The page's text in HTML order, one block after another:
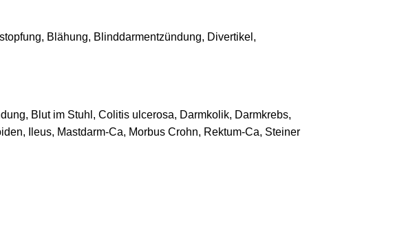
Blähung, Blinddarmentzündung, Divertikel,
Blut im Stuhl, Colitis ulcerosa, Darmkolik, Darmkrebs,
Ileus, Mastdarm-Ca, Morbus Crohn, Rektum-Ca, Steiner